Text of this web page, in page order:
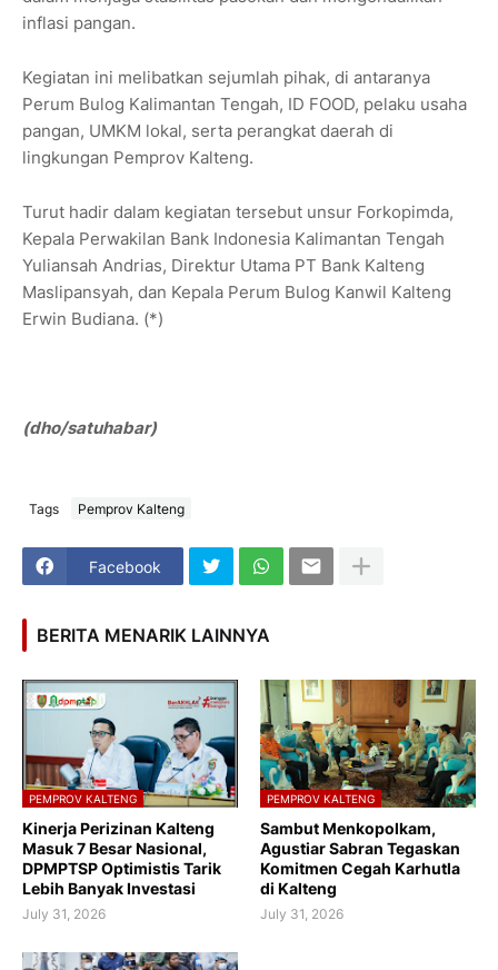
inflasi pangan.
Kegiatan ini melibatkan sejumlah pihak, di antaranya
Perum Bulog Kalimantan Tengah, ID FOOD, pelaku usaha
pangan, UMKM lokal, serta perangkat daerah di
lingkungan Pemprov Kalteng.
Turut hadir dalam kegiatan tersebut unsur Forkopimda,
Kepala Perwakilan Bank Indonesia Kalimantan Tengah
Yuliansah Andrias, Direktur Utama PT Bank Kalteng
Maslipansyah, dan Kepala Perum Bulog Kanwil Kalteng
Erwin Budiana. (*)
(dho/satuhabar)
Tags Pemprov Kalteng
Facebook
BERITA MENARIK LAINNYA
PEMPROV KALTENG
Kinerja Perizinan Kalteng
Masuk 7 Besar Nasional,
DPMPTSP Optimistis Tarik
Lebih Banyak Investasi
July 31, 2026
PEMPROV KALTENG
Sambut Menkopolkam,
Agustiar Sabran Tegaskan
Komitmen Cegah Karhutla
di Kalteng
July 31, 2026